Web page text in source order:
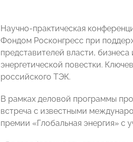
Научно-практическая
Фондом Росконгресс при
представителей власти,
энергетической повестки.
российского ТЭК.
В рамках деловой программы
встреча с известными
премии «Глобальная энергия» с